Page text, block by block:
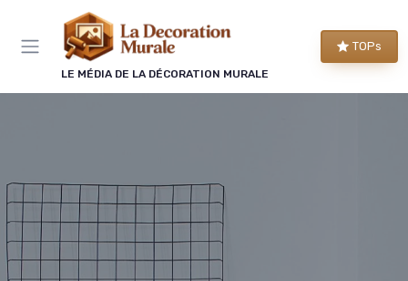
LE MÉDIA DE LA DÉCORATION MURALE
TOPs
Panneau de gestion des cookies